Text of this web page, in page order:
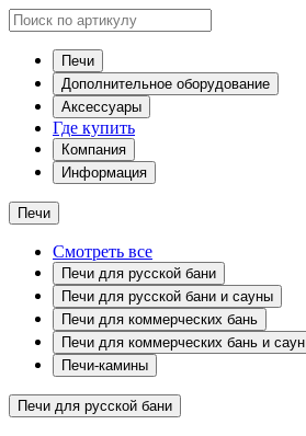
Печи
Дополнительное оборудование
Аксессуары
Где купить
Компания
Информация
Печи
Смотреть все
Печи для русской бани
Печи для русской бани и сауны
Печи для коммерческих бань
Печи для коммерческих бань и саун
Печи-камины
Печи для русской бани